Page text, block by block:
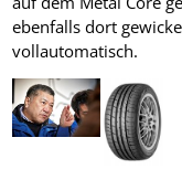
ebenfalls dort
vollautomatisch.